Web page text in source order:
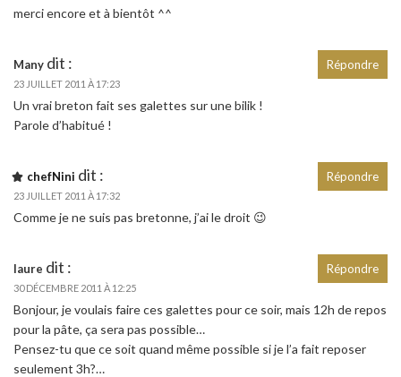
merci encore et à bientôt ^^
Many dit :
23 JUILLET 2011 À 17:23
Un vrai breton fait ses galettes sur une bilik !
Parole d’habitué !
Répondre
chefNini dit :
23 JUILLET 2011 À 17:32
Comme je ne suis pas bretonne, j’ai le droit 😉
Répondre
laure dit :
30 DÉCEMBRE 2011 À 12:25
Bonjour, je voulais faire ces galettes pour ce soir, mais 12h de repos
pour la pâte, ça sera pas possible…
Pensez-tu que ce soit quand même possible si je l’a fait reposer
seulement 3h?…
Répondre